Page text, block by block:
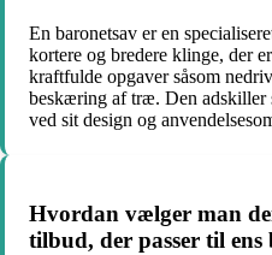
En baronetsav er en
kortere og bredere klinge, der
kraftfulde opgaver såsom
beskæring af træ. Den adskiller
ved sit design og
Hvordan vælger man
tilbud, der passer til ens